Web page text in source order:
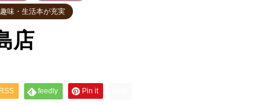
趣味・生活本が充実
店
RSS feedly Pin it